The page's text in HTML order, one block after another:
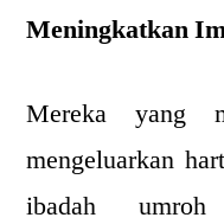
Meningkatkan
Mereka yang
mengeluarkan
ibadah